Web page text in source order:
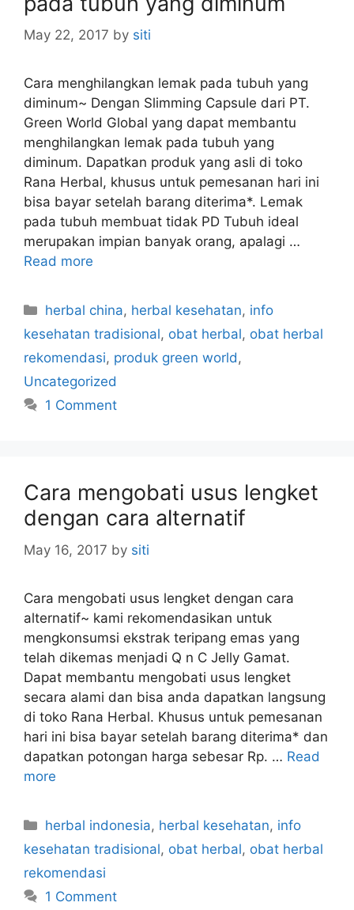
May 22, 2017 by siti
Cara menghilangkan lemak pada tubuh yang
diminum~ Dengan Slimming Capsule dari PT.
Green World Global yang dapat membantu
menghilangkan lemak pada tubuh yang
diminum. Dapatkan produk yang asli di toko
Rana Herbal, khusus untuk pemesanan hari ini
bisa bayar setelah barang diterima*. Lemak
pada tubuh membuat tidak PD Tubuh ideal
merupakan impian banyak orang, apalagi …
Read more
C
a
e
g
o
s
herbal china, herbal kesehatan, info
kesehatan tradisional, obat herbal, obat herbal
rekomendasi, produk green world,
Uncategorized
1 Comment
Cara mengobati usus lengket
dengan cara alternatif
May 16, 2017 by siti
Cara mengobati usus lengket dengan cara
alternatif~ kami rekomendasikan untuk
mengkonsumsi ekstrak teripang emas yang
telah dikemas menjadi Q n C Jelly Gamat.
Dapat membantu mengobati usus lengket
secara alami dan bisa anda dapatkan langsung
di toko Rana Herbal. Khusus untuk pemesanan
hari ini bisa bayar setelah barang diterima* dan
dapatkan potongan harga sebesar Rp. … Read
more
C
e
g
herbal indonesia, herbal kesehatan, info
kesehatan tradisional, obat herbal, obat herbal
rekomendasi
1 Comment